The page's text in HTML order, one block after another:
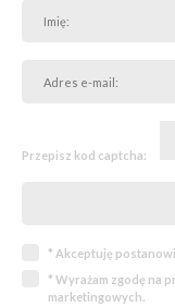
Przepisz kod captcha:
* Akceptuję
* Wyrażam zgodę na
marketingowych.